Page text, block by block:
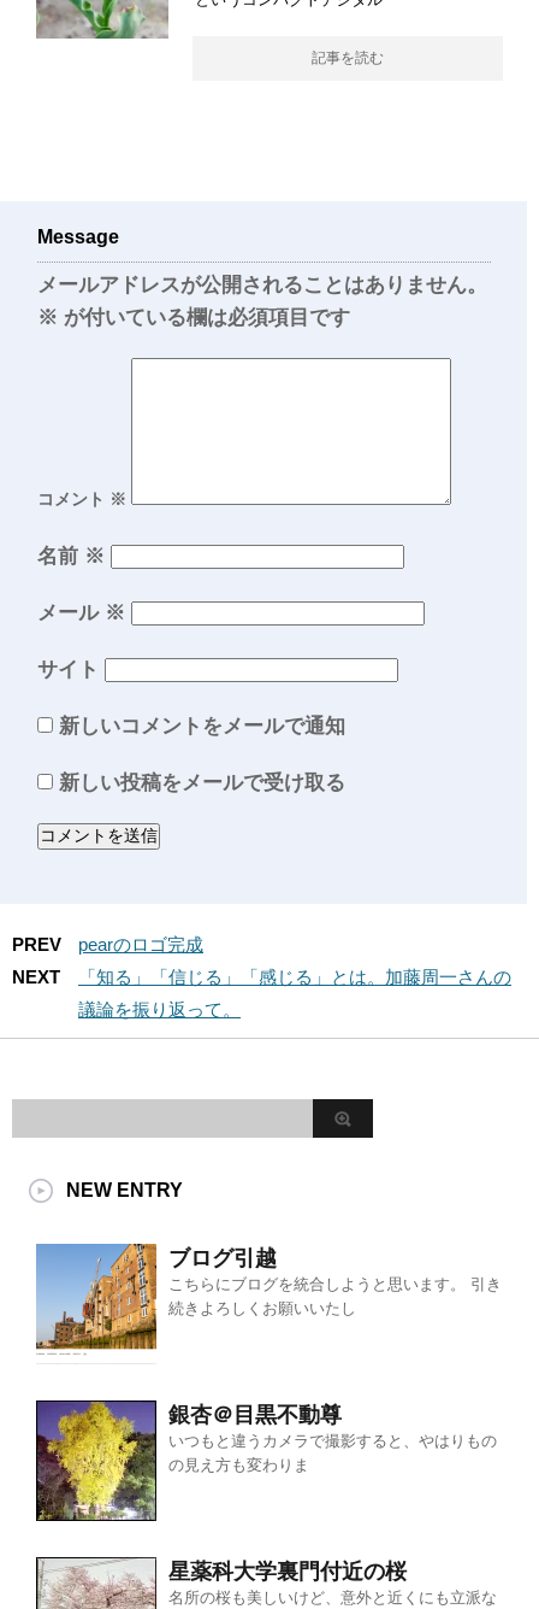
記事を読む
Message
メールアドレスが公開されることはありません。
※ が付いている欄は必須項目です
コメント ※
名前 ※
メール ※
サイト
新しいコメントをメールで通知
新しい投稿をメールで受け取る
PREV
pearのロゴ完成
NEXT
「知る」「信じる」「感じる」とは。加藤周一さんの
議論を振り返って。
NEW ENTRY
ブログ引越
こちらにブログを統合しようと思います。 引き
続きよろしくお願いいたし
銀杏＠目黒不動尊
いつもと違うカメラで撮影すると、やはりもの
の見え方も変わりま
星薬科大学裏門付近の桜
名所の桜も美しいけど、意外と近くにも立派な